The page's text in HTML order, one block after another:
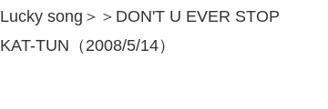
Lucky song＞＞DON'T U EVER STOP
KAT-TUN（2008/5/14）